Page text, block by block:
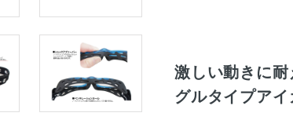
激しい動きに
グルタイプアイ